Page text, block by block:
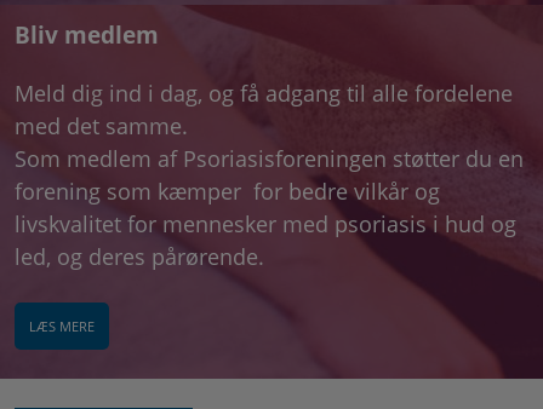
Bliv medlem
Meld dig ind i dag, og få adgang til alle fordelene
med det samme.
Som medlem af Psoriasisforeningen støtter du en
forening som kæmper for bedre vilkår og
livskvalitet for mennesker med psoriasis i hud og
led, og deres pårørende.
LÆS MERE